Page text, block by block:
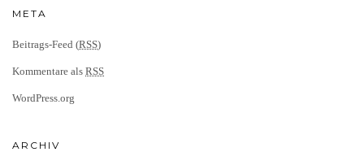
META
Beitrags-Feed (RSS)
Kommentare als RSS
WordPress.org
ARCHIV